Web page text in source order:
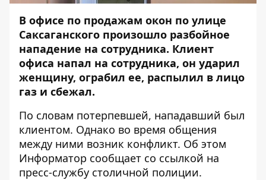
В офисе по продажам окон по улице
Саксаганского произошло разбойное
нападение на сотрудника. Клиент
офиса напал на сотрудника, он ударил
женщину, ограбил ее, распылил в лицо
газ и сбежал.
По словам потерпевшей, нападавший был
клиентом. Однако во время общения
между ними возник конфликт. Об этом
Информатор сообщает со ссылкой на
пресс-службу столичной полиции.